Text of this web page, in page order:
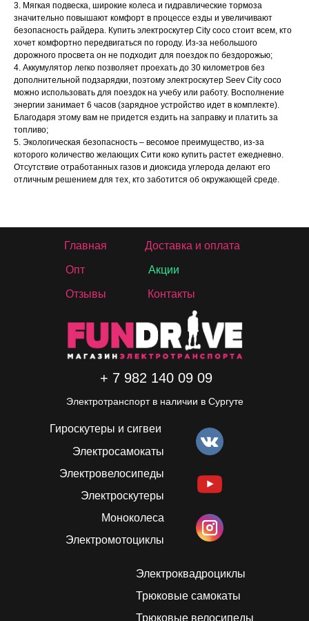
3. Мягкая подвеска, широкие колеса и гидравлические тормоза
значительно повышают комфорт в процессе езды и увеличивают
безопасность райдера. Купить электроскутер City coco стоит всем, кто
хочет комфортно передвигаться по городу. Из-за небольшого
дорожного просвета он не подходит для поездок по бездорожью;
4. Аккумулятор легко позволяет проехать до 30 километров без
дополнительной подзарядки, поэтому электроскутер Seev City coco
можно использовать для поездок на учебу или работу. Восполнение
энергии занимает 6 часов (зарядное устройство идет в комплекте).
Благодаря этому вам не придется ездить на заправку и платить за
топливо;
5. Экологическая безопасность – весомое преимущество, из-за
которого количество желающих Сити коко купить растет ежедневно.
Отсутствие отработанных газов и диоксида углерода делают его
отличным решением для тех, кто заботится об окружающей среде.
Гироскутеры и сигвеи
Электросамокаты
Электровелосипеды
Электроскутеры
Моноколеса
Электромотоциклы
Электроквадроциклы
Трюковые самокаты
Трюковые велосипеды
Главная Доставка и оплата
Опт
Отзывы
Акции
Контакты
+ 7 982 140 09 09
Электротранспорт в наличии в Сургуте